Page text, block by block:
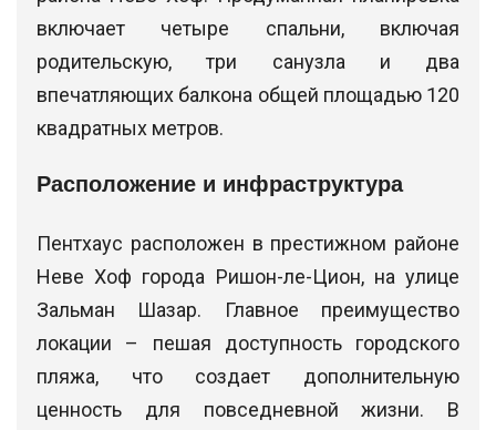
включает четыре спальни, включая
родительскую, три санузла и два
впечатляющих балкона общей площадью 120
квадратных метров.
Расположение и инфраструктура
Пентхаус расположен в престижном районе
Неве Хоф города Ришон-ле-Цион, на улице
Зальман Шазар. Главное преимущество
локации – пешая доступность городского
пляжа, что создает дополнительную
ценность для повседневной жизни. В